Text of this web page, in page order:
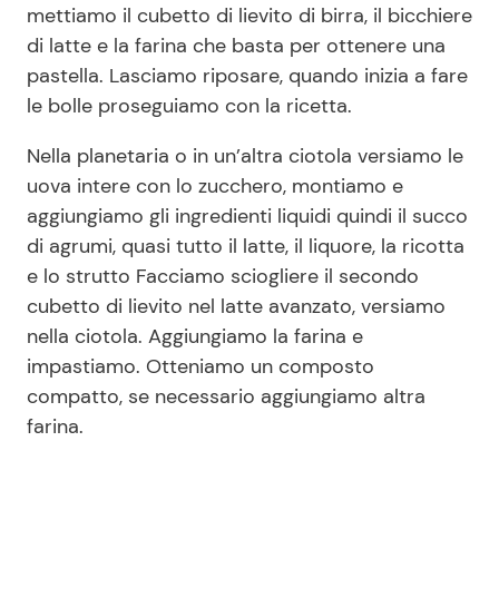
mettiamo il cubetto di lievito di birra, il bicchiere
di latte e la farina che basta per ottenere una
pastella. Lasciamo riposare, quando inizia a fare
le bolle proseguiamo con la ricetta.
Nella planetaria o in un’altra ciotola versiamo le
uova intere con lo zucchero, montiamo e
aggiungiamo gli ingredienti liquidi quindi il succo
di agrumi, quasi tutto il latte, il liquore, la ricotta
e lo strutto Facciamo sciogliere il secondo
cubetto di lievito nel latte avanzato, versiamo
nella ciotola. Aggiungiamo la farina e
impastiamo. Otteniamo un composto
compatto, se necessario aggiungiamo altra
farina.